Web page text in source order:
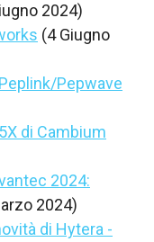
2024)
(4 Giugno
Pepwave
di Cambium
2024:
2024)
di Hytera -